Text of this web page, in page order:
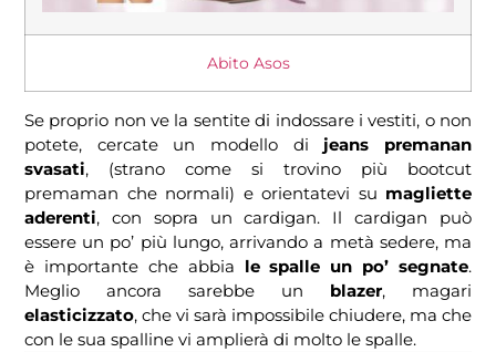
Abito Asos
Se proprio non ve la sentite di indossare i vestiti, o non
potete, cercate un modello di jeans premanan
svasati, (strano come si trovino più bootcut
premaman che normali) e orientatevi su magliette
aderenti, con sopra un cardigan. Il cardigan può
essere un po’ più lungo, arrivando a metà sedere, ma
è importante che abbia le spalle un po’ segnate.
Meglio ancora sarebbe un blazer, magari
elasticizzato, che vi sarà impossibile chiudere, ma che
con le sua spalline vi amplierà di molto le spalle.